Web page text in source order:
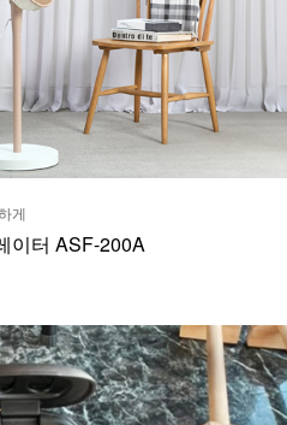
게
이터 ASF-200A